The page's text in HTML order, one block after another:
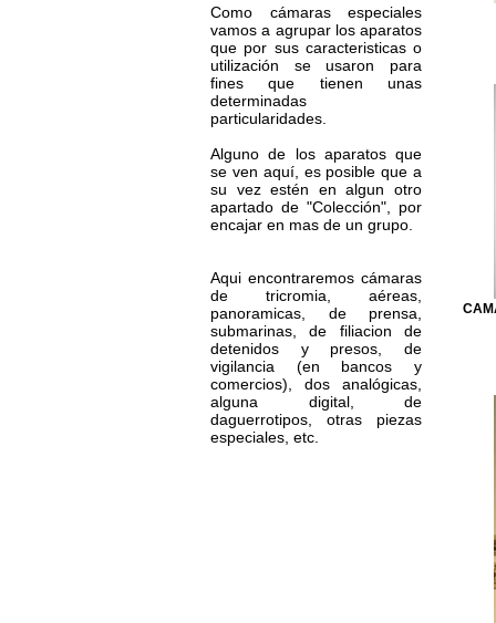
Como cámaras especiales
vamos a agrupar los aparatos
que por sus caracteristicas o
utilización se usaron para
fines que tienen unas
determinadas
particularidades.
Alguno de los aparatos que
se ven aquí, es posible que a
su vez estén en algun otro
apartado de "Colección", por
encajar en mas de un grupo.
Aqui encontraremos cámaras
de tricromia, aéreas,
panoramicas, de prensa,
submarinas, de filiacion de
detenidos y presos, de
vigilancia (en bancos y
comercios), dos analógicas,
alguna digital, de
daguerrotipos, otras piezas
especiales, etc.